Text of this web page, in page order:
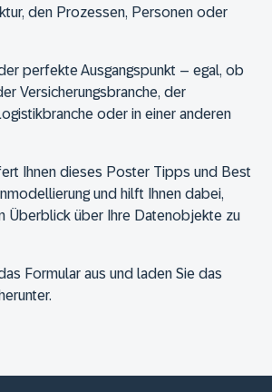
den Prozessen, Personen oder
perfekte Ausgangspunkt – egal, ob
Versicherungsbranche, der
oder in einer anderen
Ihnen dieses Poster Tipps und Best
und hilft Ihnen dabei,
Überblick über Ihre Datenobjekte zu
Formular aus und laden Sie das